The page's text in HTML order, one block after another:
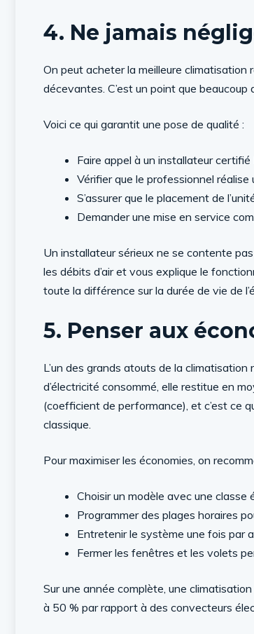
4. Ne jamais
On peut acheter la meilleure climatisation
décevantes. C’est un point que
Voici ce qui garantit une pose de qualité :
Faire appel à un installateur certifié
Vérifier que le professionnel
S’assurer que le placement de
Demander une mise en service
Un installateur sérieux ne se contente
les débits d’air et vous explique le
toute la différence sur la durée de vie de
5. Penser aux
L’un des grands atouts de la
d’électricité consommé, elle restitue en
(coefficient de performance), et c’est ce
classique.
Pour maximiser les économies, on
Choisir un modèle avec une
Programmer des plages horaires
Entretenir le système une fois par
Fermer les fenêtres et les volets
Sur une année complète, une
à 50 % par rapport à des convecteurs